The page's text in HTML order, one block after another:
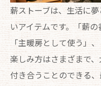
薪ストーブは、生活に
いアイテムです。「薪
「主暖房として使う」
楽しみ方はさまざまで
付き合うことのできる